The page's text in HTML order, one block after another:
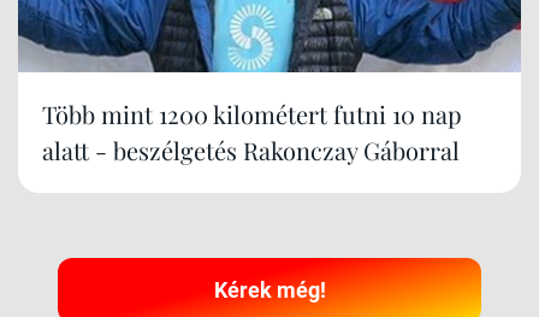
Több mint 1200 kilométert futni 10 nap
alatt - beszélgetés Rakonczay Gáborral
Kérek még!